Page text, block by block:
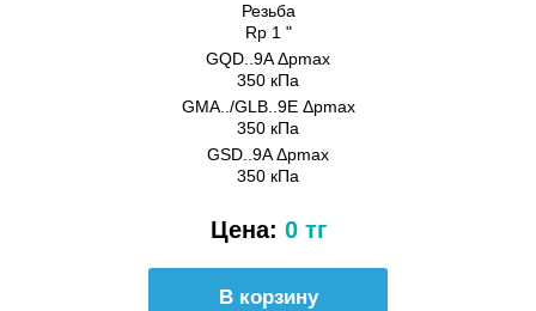
Резьба
Rp 1 "
GQD..9A Δpmax
350 кПа
GMA../GLB..9E Δpmax
350 кПа
GSD..9A Δpmax
350 кПа
Цена: 0 тг